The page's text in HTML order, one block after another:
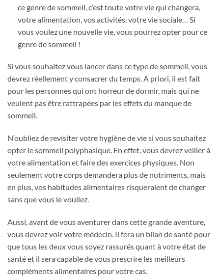
ce genre de sommeil, c’est toute votre vie qui changera,
votre alimentation, vos activités, votre vie sociale… Si
vous voulez une nouvelle vie, vous pourrez opter pour ce
genre de sommeil !
Si vous souhaitez vous lancer dans ce type de sommeil, vous
devrez réellement y consacrer du temps. A priori, il est fait
pour les personnes qui ont horreur de dormir, mais qui ne
veulent pas être rattrapées par les effets du manque de
sommeil.
N’oubliez de revisiter votre hygiène de vie si vous souhaitez
opter le sommeil polyphasique. En effet, vous devrez veiller à
votre alimentation et faire des exercices physiques. Non
seulement votre corps demandera plus de nutriments, mais
en plus, vos habitudes alimentaires risqueraient de changer
sans que vous le vouliez.
Aussi, avant de vous aventurer dans cette grande aventure,
vous devrez voir votre médecin. Il fera un bilan de santé pour
que tous les deux vous soyez rassurés quant à votre état de
santé et il sera capable de vous prescrire les meilleurs
compléments alimentaires pour votre cas.